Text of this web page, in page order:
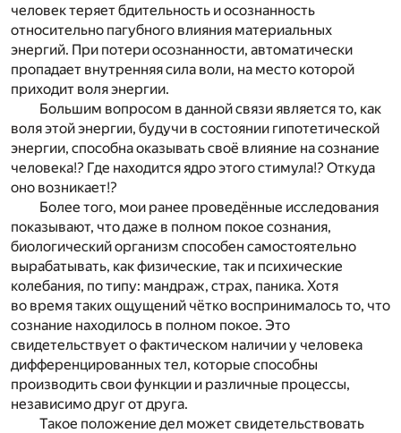
человек теряет бдительность и осознанность
относительно пагубного влияния материальных
энергий. При потери осознанности, автоматически
пропадает внутренняя сила воли, на место которой
приходит воля энергии.
Большим вопросом в данной связи является то, как
воля этой энергии, будучи в состоянии гипотетической
энергии, способна оказывать своё влияние на сознание
человека!? Где находится ядро этого стимула!? Откуда
оно возникает!?
Более того, мои ранее проведённые исследования
показывают, что даже в полном покое сознания,
биологический организм способен самостоятельно
вырабатывать, как физические, так и психические
колебания, по типу: мандраж, страх, паника. Хотя
во время таких ощущений чётко воспринималось то, что
сознание находилось в полном покое. Это
свидетельствует о фактическом наличии у человека
дифференцированных тел, которые способны
производить свои функции и различные процессы,
независимо друг от друга.
Такое положение дел может свидетельствовать